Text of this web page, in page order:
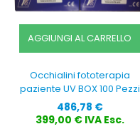
AGGIUNGI AL CARRELLO
Occhialini fototerapia
paziente UV BOX 100 Pezzi
Prezzo
486,78 €
399,00 € IVA Esc.